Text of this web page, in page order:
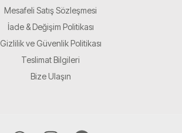
Mesafeli Satış Sözleşmesi
İade & Değişim Politikası
Gizlilik ve Güvenlik Politikası
Teslimat Bilgileri
Bize Ulaşın